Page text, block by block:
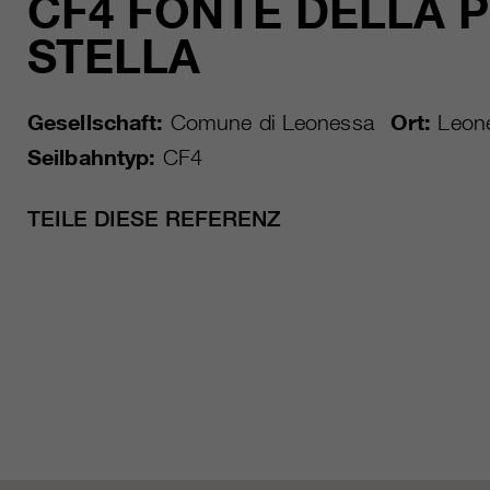
CF4 FONTE DELLA
STELLA
Gesellschaft: Comune di Leonessa Ort:
Seilbahntyp: CF4
TEILE DIESE REFERENZ